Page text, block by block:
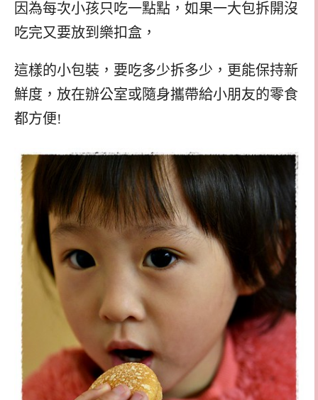
因為每次小孩只吃一點點，如果一大包拆開沒
吃完又要放到樂扣盒，
這樣的小包裝，要吃多少拆多少，更能保持新
鮮度，放在辦公室或隨身攜帶給小朋友的零食
都方便!